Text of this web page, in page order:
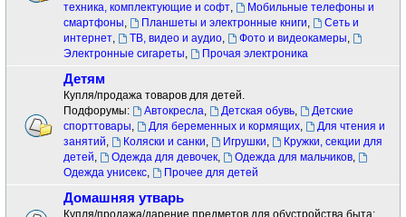
техника, комплектующие и софт,
Мобильные телефоны и
смартфоны, Планшеты и электронные книги,
Сеть и
интернет, ТВ, видео и аудио, Фото и видеокамеры,
Электронные сигареты, Прочая электроника
Детям
Купля/продажа товаров для детей.
Подфорумы:
Автокресла, Детская обувь,
Детские
спорттовары, Для беременных и кормящих,
Для чтения и
занятий, Коляски и санки, Игрушки,
Кружки, секции для
детей, Одежда для девочек, Одежда для мальчиков,
Одежда унисекс, Прочее для детей
Домашняя утварь
Купля/продажа/дарение предметов для обустройства быта: